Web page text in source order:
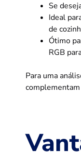
Se
Ideal
de
Ótimo
RGB
Para uma